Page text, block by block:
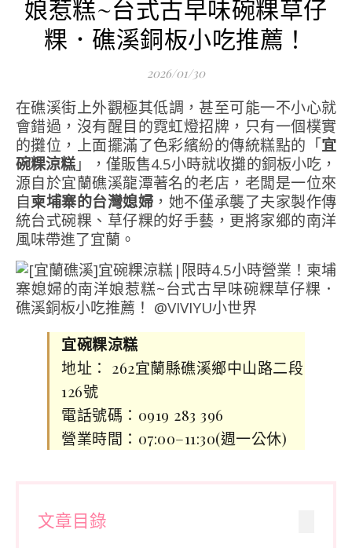
娘惹糕~台式古早味碗粿草仔
粿．礁溪銅板小吃推薦！
2026/01/30
在礁溪街上外觀極其低調，甚至可能一不小心就
會錯過，沒有醒目的霓虹燈招牌，只有一個樸實
的攤位，上面擺滿了色彩繽紛的傳統糕點的「宜
碗粿涼糕」，僅販售4.5小時就收攤的銅板小吃，
源自於宜蘭礁溪龍潭著名的老店，老闆是一位來
自柬埔寨的台灣媳婦 ，她不僅承襲了夫家製作傳
統台式碗粿、草仔粿的好手藝，更將家鄉的南洋
風味帶進了宜蘭。
宜碗粿涼糕
地址： 262宜蘭縣礁溪鄉中山路二段
126號
電話號碼：0919 283 396
營業時間：07:00–11:30(週一公休)
文章目錄